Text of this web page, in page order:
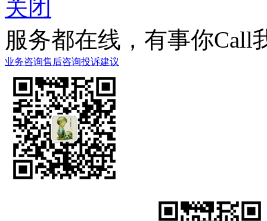
关闭
服务都在线，有事你Call
业务咨询售后咨询投诉建议